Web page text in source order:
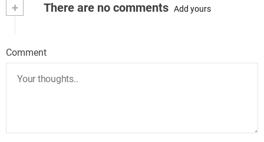
+ There are no comments Add yours
Comment